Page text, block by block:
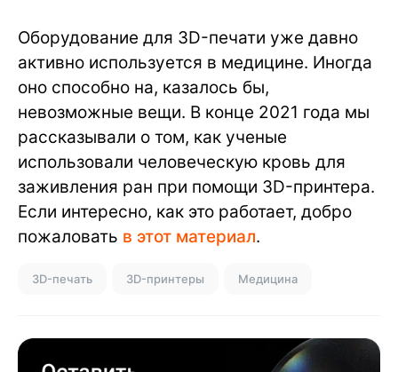
Оборудование для 3D-печати уже давно
активно используется в медицине. Иногда
оно способно на, казалось бы,
невозможные вещи. В конце 2021 года мы
рассказывали о том, как ученые
использовали человеческую кровь для
заживления ран при помощи 3D-принтера.
Если интересно, как это работает, добро
пожаловать в этот материал.
3D-печать 3D-принтеры Медицина